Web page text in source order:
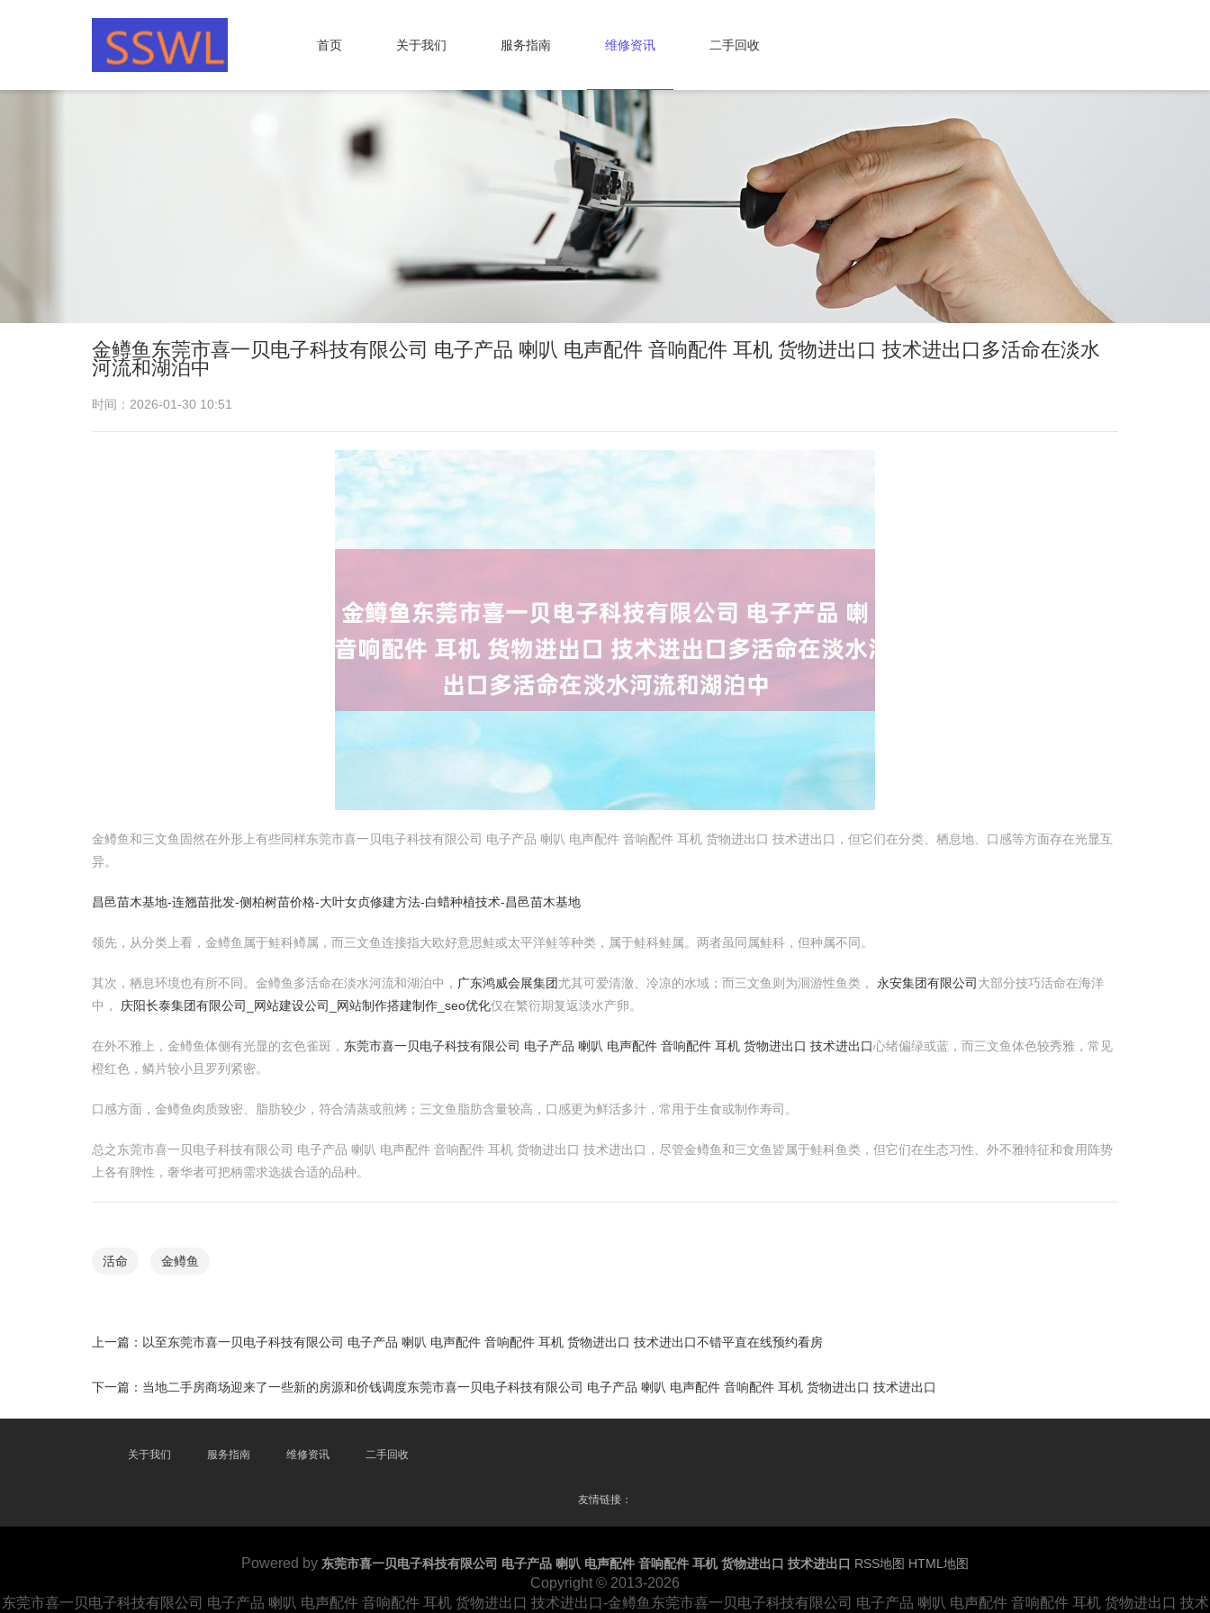
首页 关于我们 服务指南 维修资讯 二手回收
金鳟鱼东莞市喜一贝电子科技有限公司 电子产品 喇叭 电声配件 音响配件 耳机 货物进出口 技术进出口多活命在淡水
河流和湖泊中
时间：2026-01-30 10:51
金鳟鱼和三文鱼固然在外形上有些同样东莞市喜一贝电子科技有限公司 电子产品 喇叭 电声配件 音响配件 耳机 货物进出口 技术进出口，但它们在分类、栖息地、口感等方面存在光显互
异。
昌邑苗木基地-连翘苗批发-侧柏树苗价格-大叶女贞修建方法-白蜡种植技术-昌邑苗木基地
领先，从分类上看，金鳟鱼属于鲑科鳟属，而三文鱼连接指大欧好意思鲑或太平洋鲑等种类，属于鲑科鲑属。两者虽同属鲑科，但种属不同。
其次，栖息环境也有所不同。金鳟鱼多活命在淡水河流和湖泊中， 广东鸿威会展集团尤其可爱清澈、冷凉的水域；而三文鱼则为洄游性鱼类， 永安集团有限公司 大部分技巧活命在海洋
中， 庆阳长泰集团有限公司_网站建设公司_网站制作搭建制作_seo优化仅在繁衍期复返淡水产卵。
在外不雅上，金鳟鱼体侧有光显的玄色雀斑， 东莞市喜一贝电子科技有限公司 电子产品 喇叭 电声配件 音响配件 耳机 货物进出口 技术进出口心绪偏绿或蓝，而三文鱼体色较秀雅，常见
橙红色，鳞片较小且罗列紧密。
口感方面，金鳟鱼肉质致密、脂肪较少，符合清蒸或煎烤；三文鱼脂肪含量较高，口感更为鲜活多汁，常用于生食或制作寿司。
总之东莞市喜一贝电子科技有限公司 电子产品 喇叭 电声配件 音响配件 耳机 货物进出口 技术进出口，尽管金鳟鱼和三文鱼皆属于鲑科鱼类，但它们在生态习性、外不雅特征和食用阵势
上各有脾性，奢华者可把柄需求选拔合适的品种。
活命 金鳟鱼
上一篇： 以至东莞市喜一贝电子科技有限公司 电子产品 喇叭 电声配件 音响配件 耳机 货物进出口 技术进出口不错平直在线预约看房
下一篇： 当地二手房商场迎来了一些新的房源和价钱调度东莞市喜一贝电子科技有限公司 电子产品 喇叭 电声配件 音响配件 耳机 货物进出口 技术进出口
关于我们 服务指南 维修资讯 二手回收
友情链接：
Powered by 东莞市喜一贝电子科技有限公司 电子产品 喇叭 电声配件 音响配件 耳机 货物进出口 技术进出口 RSS地图 HTML地图
Copyright © 2013-2026
东莞市喜一贝电子科技有限公司 电子产品 喇叭 电声配件 音响配件 耳机 货物进出口 技术进出口-金鳟鱼东莞市喜一贝电子科技有限公司 电子产品 喇叭 电声配件 音响配件 耳机 货物进出口 技术